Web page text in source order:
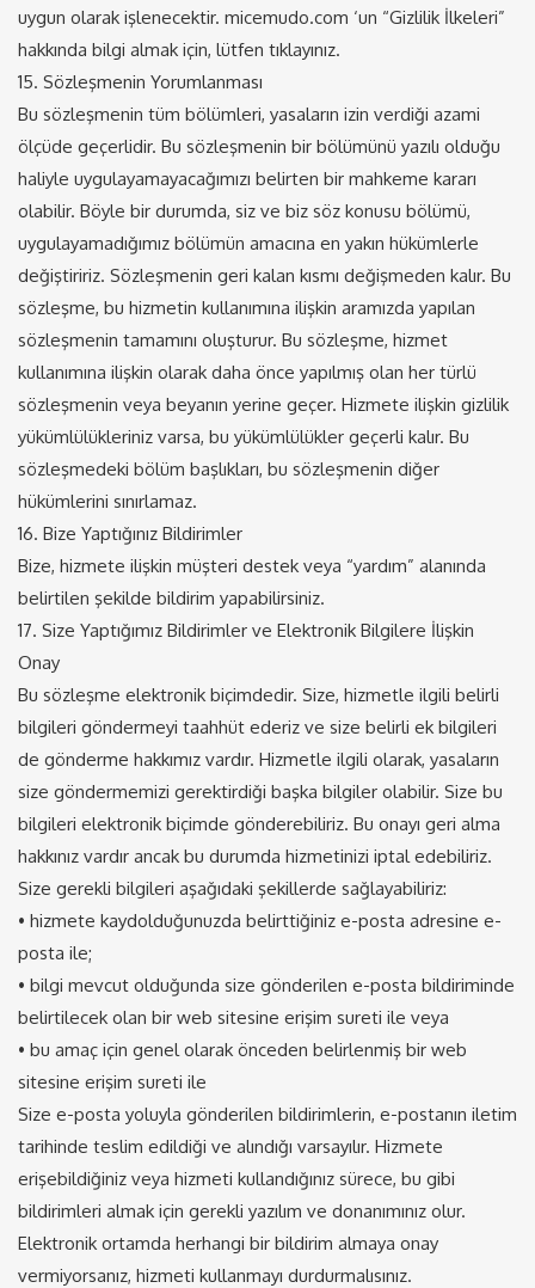
uygun olarak işlenecektir. micemudo.com ‘un “Gizlilik İlkeleri”
hakkında bilgi almak için, lütfen tıklayınız.
15. Sözleşmenin Yorumlanması
Bu sözleşmenin tüm bölümleri, yasaların izin verdiği azami
ölçüde geçerlidir. Bu sözleşmenin bir bölümünü yazılı olduğu
haliyle uygulayamayacağımızı belirten bir mahkeme kararı
olabilir. Böyle bir durumda, siz ve biz söz konusu bölümü,
uygulayamadığımız bölümün amacına en yakın hükümlerle
değiştiririz. Sözleşmenin geri kalan kısmı değişmeden kalır. Bu
sözleşme, bu hizmetin kullanımına ilişkin aramızda yapılan
sözleşmenin tamamını oluşturur. Bu sözleşme, hizmet
kullanımına ilişkin olarak daha önce yapılmış olan her türlü
sözleşmenin veya beyanın yerine geçer. Hizmete ilişkin gizlilik
yükümlülükleriniz varsa, bu yükümlülükler geçerli kalır. Bu
sözleşmedeki bölüm başlıkları, bu sözleşmenin diğer
hükümlerini sınırlamaz.
16. Bize Yaptığınız Bildirimler
Bize, hizmete ilişkin müşteri destek veya “yardım” alanında
belirtilen şekilde bildirim yapabilirsiniz.
17. Size Yaptığımız Bildirimler ve Elektronik Bilgilere İlişkin
Onay
Bu sözleşme elektronik biçimdedir. Size, hizmetle ilgili belirli
bilgileri göndermeyi taahhüt ederiz ve size belirli ek bilgileri
de gönderme hakkımız vardır. Hizmetle ilgili olarak, yasaların
size göndermemizi gerektirdiği başka bilgiler olabilir. Size bu
bilgileri elektronik biçimde gönderebiliriz. Bu onayı geri alma
hakkınız vardır ancak bu durumda hizmetinizi iptal edebiliriz.
Size gerekli bilgileri aşağıdaki şekillerde sağlayabiliriz:
• hizmete kaydolduğunuzda belirttiğiniz e-posta adresine e-
posta ile;
• bilgi mevcut olduğunda size gönderilen e-posta bildiriminde
belirtilecek olan bir web sitesine erişim sureti ile veya
• bu amaç için genel olarak önceden belirlenmiş bir web
sitesine erişim sureti ile
Size e-posta yoluyla gönderilen bildirimlerin, e-postanın iletim
tarihinde teslim edildiği ve alındığı varsayılır. Hizmete
erişebildiğiniz veya hizmeti kullandığınız sürece, bu gibi
bildirimleri almak için gerekli yazılım ve donanımınız olur.
Elektronik ortamda herhangi bir bildirim almaya onay
vermiyorsanız, hizmeti kullanmayı durdurmalısınız.